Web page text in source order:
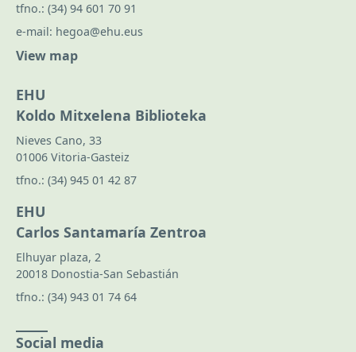
tfno.: (34) 94 601 70 91
e-mail: hegoa@ehu.eus
View map
EHU
Koldo Mitxelena Biblioteka
Nieves Cano, 33
01006 Vitoria-Gasteiz
tfno.: (34) 945 01 42 87
EHU
Carlos Santamaría Zentroa
Elhuyar plaza, 2
20018 Donostia-San Sebastián
tfno.: (34) 943 01 74 64
Social media